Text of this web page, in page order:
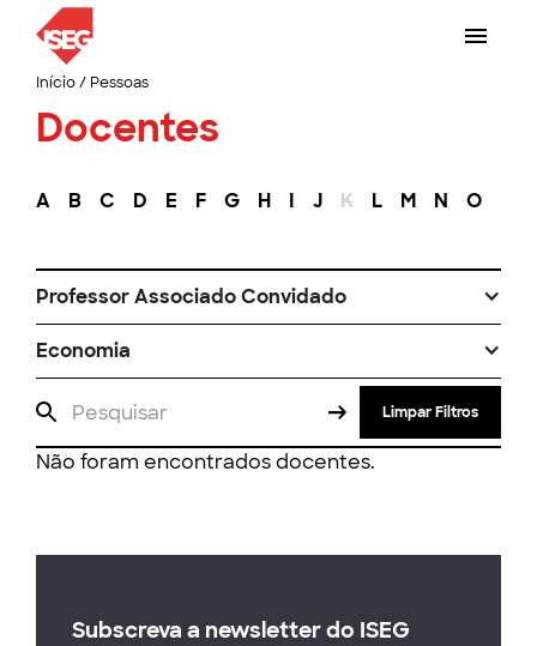
Início/ Pessoas
Docentes
A B C D E F G H I J K L M N O
Professor Associado Convidado
Economia
Limpar Filtros
Não foram encontrados docentes.
Subscreva a newsletter do ISEG